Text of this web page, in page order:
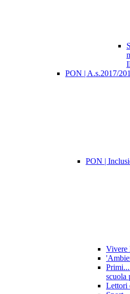
PON | A.s.2017/
PON |
Vivere
scuola
Lettori